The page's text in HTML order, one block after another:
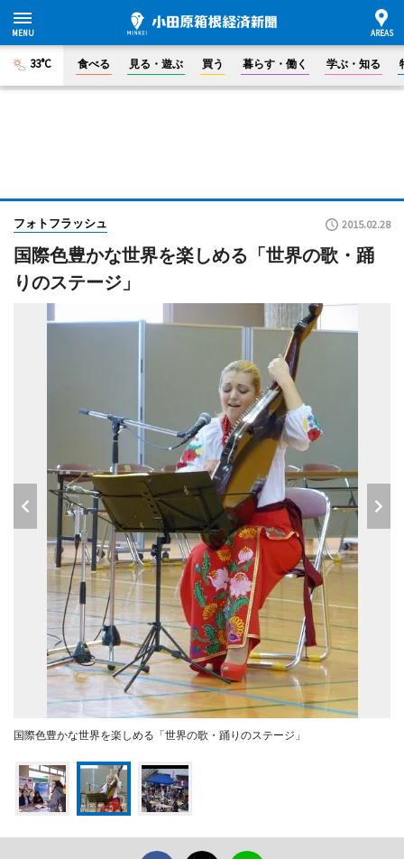
33°C 食べる 見る・遊ぶ 買う 暮らす・働く 学ぶ・知る
フォトフラッシュ 2015.02.28
国際色豊かな世界を楽しめる「世界の歌・踊
りのステージ」
国際色豊かな世界を楽しめる「世界の歌・踊りのステージ」